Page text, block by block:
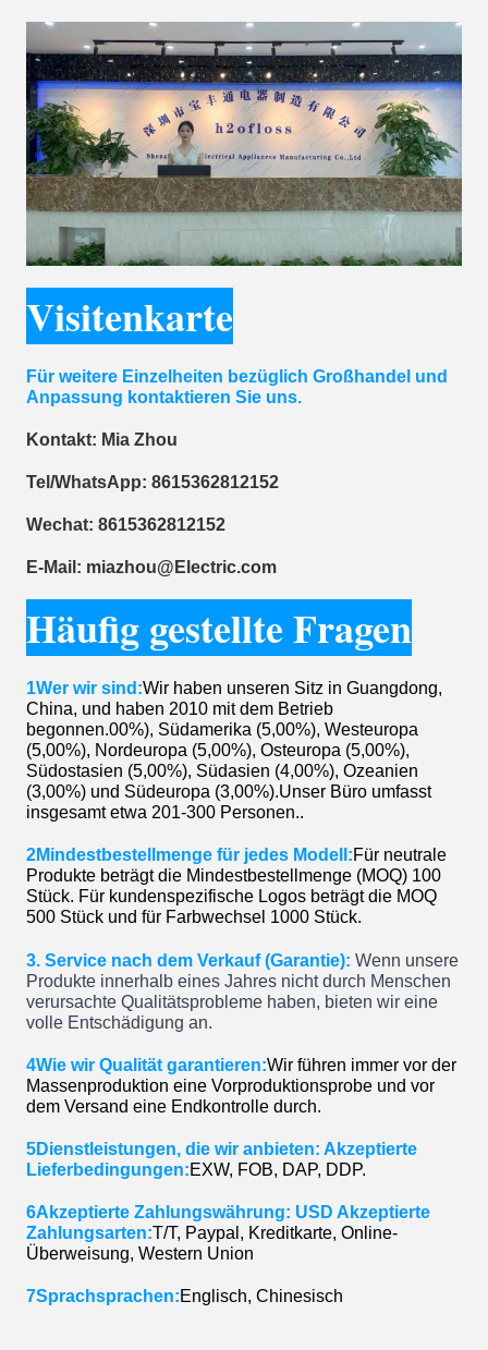
Visitenkarte
Für weitere Einzelheiten bezüglich Großhandel und
Anpassung kontaktieren Sie uns.
Kontakt: Mia Zhou
Tel/WhatsApp: 8615362812152
Wechat: 8615362812152
E-Mail: miazhou@Electric.com
Häufig gestellte Fragen
1Wer wir sind:Wir haben unseren Sitz in Guangdong,
China, und haben 2010 mit dem Betrieb
begonnen.00%), Südamerika (5,00%), Westeuropa
(5,00%), Nordeuropa (5,00%), Osteuropa (5,00%),
Südostasien (5,00%), Südasien (4,00%), Ozeanien
(3,00%) und Südeuropa (3,00%).Unser Büro umfasst
insgesamt etwa 201-300 Personen..
2Mindestbestellmenge für jedes Modell:Für neutrale
Produkte beträgt die Mindestbestellmenge (MOQ) 100
Stück. Für kundenspezifische Logos beträgt die MOQ
500 Stück und für Farbwechsel 1000 Stück.
3. Service nach dem Verkauf (Garantie): Wenn unsere
Produkte innerhalb eines Jahres nicht durch Menschen
verursachte Qualitätsprobleme haben, bieten wir eine
volle Entschädigung an.
4Wie wir Qualität garantieren:Wir führen immer vor der
Massenproduktion eine Vorproduktionsprobe und vor
dem Versand eine Endkontrolle durch.
5Dienstleistungen, die wir anbieten: Akzeptierte
Lieferbedingungen:EXW, FOB, DAP, DDP.
6Akzeptierte Zahlungswährung: USD Akzeptierte
Zahlungsarten:T/T, Paypal, Kreditkarte, Online-
Überweisung, Western Union
7Sprachsprachen:Englisch, Chinesisch